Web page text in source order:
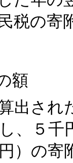
税の寄
額
出され
、５千
）の